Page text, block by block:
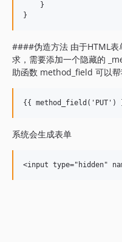
    }
####伪造方法 由于HTML表
求，需要添加一个隐藏的
助函数 method_field 可以帮
系统会生成表单